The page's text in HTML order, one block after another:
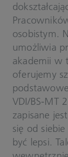
osobistym.
umożliwia
akademii w
oferujemy
VDI/BS-MT
zapisane
się od
być lepsi.